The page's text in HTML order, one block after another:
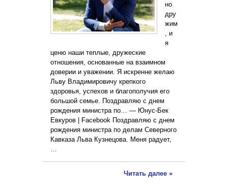
но
дру
жим
, и
я
ценю наши теплые, дружеские
отношения, основанные на взаимном
доверии и уважении. Я искренне желаю
Льву Владимировичу крепкого
здоровья, успехов и благополучия его
большой семье. Поздравляю с днем
рождения министра по… — Юнус-Бек
Евкуров | Facebook Поздравляю с днем
рождения министра по делам Северного
Кавказа Льва Кузнецова. Меня радует,
…
Читать далее »